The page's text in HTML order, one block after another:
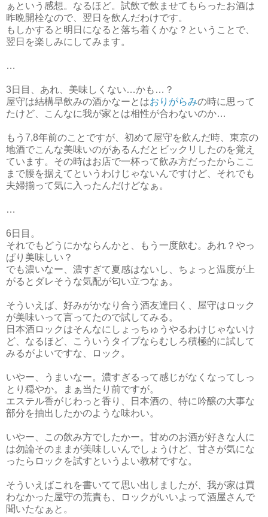
ぁという感想。なるほど。試飲で飲ませてもらったお酒は
昨晩開栓なので、翌日を飲んだわけです。
もしかすると明日になると落ち着くかな？ということで、
翌日を楽しみにしてみます。
…
3日目、あれ、美味しくない…かも…？
屋守は結構早飲みの酒かなーとはおりがらみの時に思って
たけど、こんなに我が家とは相性が合わないのか…
もう7,8年前のことですが、初めて屋守を飲んだ時、東京の
地酒でこんな美味いのがあるんだとビックリしたのを覚え
ています。その時はお店で一杯って飲み方だったからここ
まで腰を据えてというわけじゃないんですけど、それでも
夫婦揃って気に入ったんだけどなぁ。
…
6日目。
それでもどうにかならんかと、もう一度飲む。あれ？やっ
ぱり美味しい？
でも濃いなー、濃すぎて夏感はないし、ちょっと温度が上
がるとダレそうな気配が匂い立つなぁ。
そういえば、好みがかなり合う酒友達曰く、屋守はロック
が美味いって言ってたので試してみる。
日本酒ロックはそんなにしょっちゅうやるわけじゃないけ
ど、なるほど、こういうタイプならむしろ積極的に試して
みるがよいですな、ロック。
いやー、うまいなー。濃すぎるって感じがなくなってしっ
とり穏やか。まぁ当たり前ですが。
エステル香がじわっと香り、日本酒の、特に吟醸の大事な
部分を抽出したかのような味わい。
いやー、この飲み方でしたかー。甘めのお酒が好きな人に
は勿論そのままが美味しいんでしょうけど、甘さが気にな
ったらロックを試すというよい教材ですな。
そういえばこれを書いてて思い出しましたが、我が家は買
わなかった屋守の荒責も、ロックがいいよって酒屋さんで
聞いたなぁと。